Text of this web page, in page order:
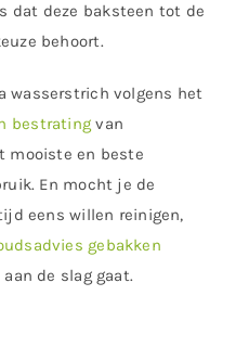
dat deze baksteen tot de
behoort.
wasserstrich volgens het
bestrating van
mooiste en beste
En mocht je de
eens willen reinigen,
gebakken
de slag gaat.